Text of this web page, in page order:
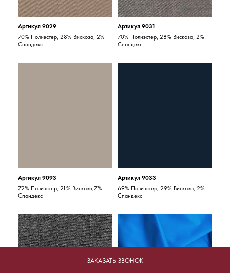
ЗАКАЗАТЬ ЗВОНОК
Артикул 9029
70% Полиэстер, 28% Вискоза, 2%
Спандекс
Артикул 9031
70% Полиэстер, 28% Вискоза, 2%
Спандекс
Артикул 9093
72% Полиэстер, 21% Вискоза,7%
Спандекс
Артикул 9033
69% Полиэстер, 29% Вискоза, 2%
Спандекс